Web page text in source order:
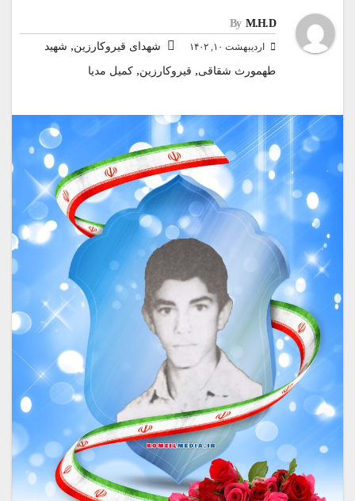
By M.H.D
اردیبهشت ۱۰, ۱۴۰۲ شهدای قیروکارزین, شهید
طهمورث شقاقی, قیروکارزین, کمیل مدیا